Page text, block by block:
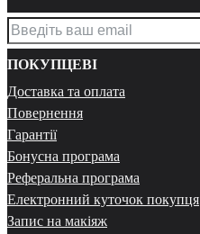
ПОКУПЦЕВІ
Доставка та оплата
Повернення
Гарантії
Бонусна програма
Реферальна програма
Електронний куточок покупця
Запис на макіяж